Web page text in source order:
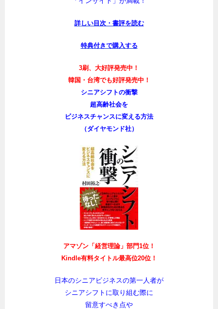
詳しい目次・書評を読む
特典付きで購入する
3刷、大好評発売中！
韓国・台湾でも好評発売中！
シニアシフトの衝撃
超高齢社会を
ビジネスチャンスに変える方法
（ダイヤモンド社）
アマゾン「経営理論」部門1位！
Kindle有料タイトル最高位20位！
日本のシニアビジネスの第一人者が
シニアシフトに取り組む際に
留意すべき点や